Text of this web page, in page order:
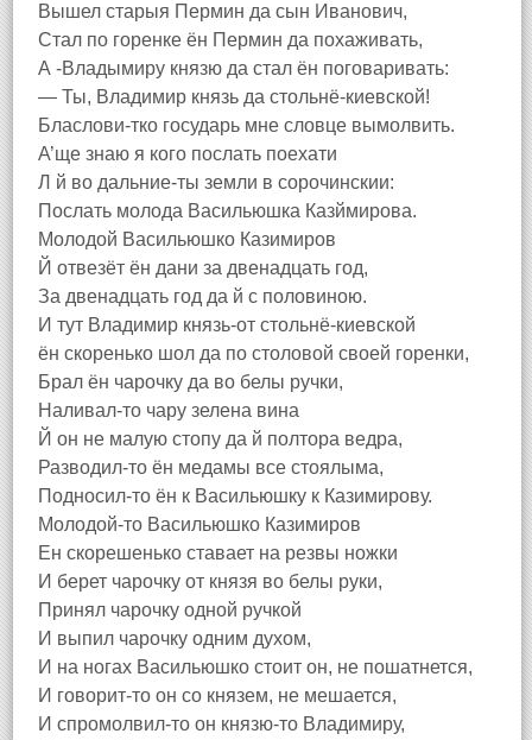
Вышел старыя Пермин да сын Иванович,
Стал по горенке ён Пермин да похаживать,
А -Владымиру князю да стал ён поговаривать:
— Ты, Владимир князь да стольнё-киевской!
Бласлови-тко государь мне словце вымолвить.
А’ще знаю я кого послать поехати
Л й во дальние-ты земли в сорочинскии:
Послать молода Васильюшка Казймирова.
Молодой Васильюшко Казимиров
Й отвезёт ён дани за двенадцать год,
За двенадцать год да й с половиною.
И тут Владимир князь-от стольнё-киевской
ён скоренько шол да по столовой своей горенки,
Брал ён чарочку да во белы ручки,
Наливал-то чару зелена вина
Й он не малую стопу да й полтора ведра,
Разводил-то ён медамы все стоялыма,
Подносил-то ён к Васильюшку к Казимирову.
Молодой-то Васильюшко Казимиров
Ен скорешенько ставает на резвы ножки
И берет чарочку от князя во белы руки,
Принял чарочку одной ручкой
И выпил чарочку одним духом,
И на ногах Васильюшко стоит он, не пошатнется,
И говорит-то он со князем, не мешается,
И спромолвил-то он князю-то Владимиру,